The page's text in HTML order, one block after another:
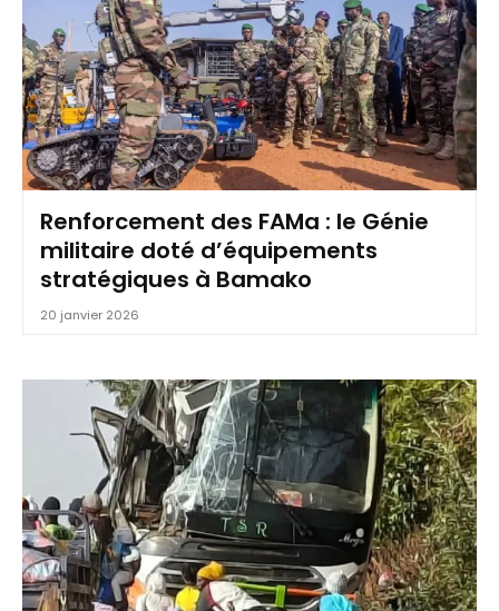
Renforcement des FAMa : le Génie
militaire doté d’équipements
stratégiques à Bamako
20 janvier 2026